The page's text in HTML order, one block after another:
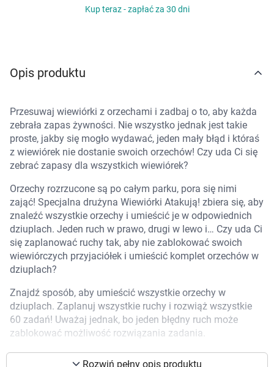
Korzystamy z plików cookies w celu
preferencji. Więcej informacji znajdziesz w
Sprzęt medyczny
Grupy produktowe
Marki
Kup teraz - zapłać za 30 dni
Opis produktu
Przesuwaj wiewiórki z orzechami i zadbaj o to, aby każda
zebrała zapas żywności. Nie wszystko jednak jest takie
proste, jakby się mogło wydawać, jeden mały błąd i któraś
z wiewiórek nie dostanie swoich orzechów! Czy uda Ci się
zebrać zapasy dla wszystkich wiewiórek?
Orzechy rozrzucone są po całym parku, pora się nimi
zająć! Specjalna drużyna Wiewiórki Atakują! zbiera się, aby
znaleźć wszystkie orzechy i umieścić je w odpowiednich
dziuplach. Jeden ruch w prawo, drugi w lewo i… Czy uda Ci
się zaplanować ruchy tak, aby nie zablokować swoich
wiewiórczych przyjaciółek i umieścić komplet orzechów w
dziuplach?
Znajdź sposób, aby umieścić wszystkie orzechy w
dziuplach. Zaplanuj wszystkie ruchy i rozwiąż wszystkie
60 zadań! Uważaj jednak, bo jeden błędny ruch może
zablokować możliwość rozwiązania zadania.
Dlaczego ta gra Ci się spodoba?
Rozwiń pełny opis produktu